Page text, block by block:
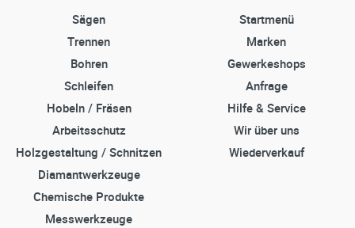
Sägen
Trennen
Bohren
Schleifen
Hobeln / Fräsen
Arbeitsschutz
Holzgestaltung / Schnitzen
Diamantwerkzeuge
Chemische Produkte
Messwerkzeuge
Startmenü
Marken
Gewerkeshops
Anfrage
Hilfe & Service
Wir über uns
Wiederverkauf